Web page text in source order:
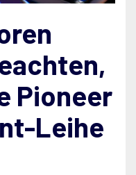
Pioneer
Leihe